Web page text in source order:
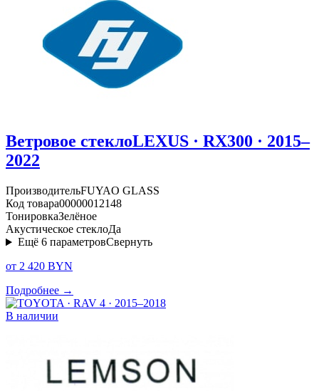
Ветровое стеклоLEXUS · RX300 · 2015–
2022
ПроизводительFUYAO GLASS
Код товара00000012148
ТонировкаЗелёное
Акустическое стеклоДа
Ещё 6 параметровСвернуть
от 2 420 BYN
Подробнее →
В наличии